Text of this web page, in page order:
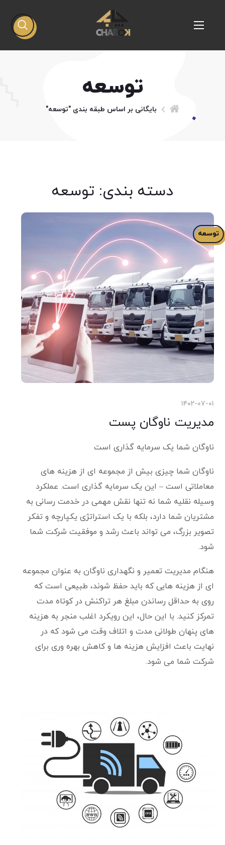
توسعه
بایگانی بر اساس طبقه بندی "توسعه"
دسته بندی: توسعه
توسعه
۱۴۰۲-۰۷-۰۱
مدیریت ناوگان پست
ناوگان شما یک سرمایه گذاری است
ناوگان شما چیزی بیش از مجموعه ای از هزینه های
معاملاتی است – این یک سرمایه گذاری است. عملکرد
وسیله نقلیه شما نه تنها نقش مهمی در خدمت رسانی به
مشتریان شما دارد، بلکه با یک استراتژی یکپارچه و تفکر
تصویر بزرگ، می تواند باعث رشد و موفقیت شرکت شما
شود.
هنگام مدیریت تعمیر و نگهداری ناوگان به عنوان مجموعه
ای از هزینه هایی که باید حفظ شوند، طبیعی است که
روی به حداقل رساندن مبلغ هر تراکنش در کوتاه مدت
تمرکز کنید. با این حال، این رویکرد اغلب منجر به هزینه
های پنهان طولانی مدت و اتلاف وقت می شود که در
نهایت باعث افزایش هزینه ها و کاهش بهره وری برای
شرکت شما می شود.